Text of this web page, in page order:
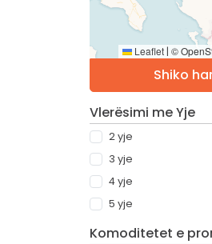
Leaflet | ©
Shiko
Vlerësimi me Yje
2 yje
3 yje
4 yje
5 yje
Komoditetet e